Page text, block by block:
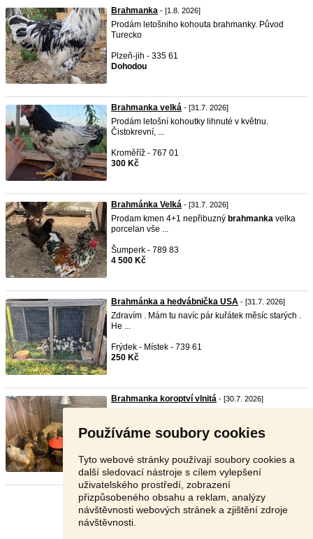
Používáme soubory cookies
Tyto webové stránky používají soubory cookies a
další sledovací nástroje s cílem vylepšení
uživatelského prostředí, zobrazení
přizpůsobeného obsahu a reklam, analýzy
návštěvnosti webových stránek a zjištění zdroje
návštěvnosti.
Brahmanka - [1.8. 2026]
Prodám letošniho kohouta brahmanky. Původ
Turecko
Plzeň-jih - 335 61
Dohodou
Brahmanka velká - [31.7. 2026]
Prodám letošní kohoutky lihnuté v květnu.
Čistokrevní, ...
Kroměříž - 767 01
300 Kč
Brahmánka Velká - [31.7. 2026]
Prodam kmen 4+1 nepřibuzný brahmanka velka
porcelan vše ...
Šumperk - 789 83
4 500 Kč
Brahmánka a hedvábnička USA - [31.7. 2026]
Zdravím . Mám tu navíc pár kuřátek měsíc starých .
He ...
Frýdek - Místek - 739 61
250 Kč
Brahmanka koroptví vlnitá - [30.7. 2026]
Dohodou
Stránka: 1 2 3 Další